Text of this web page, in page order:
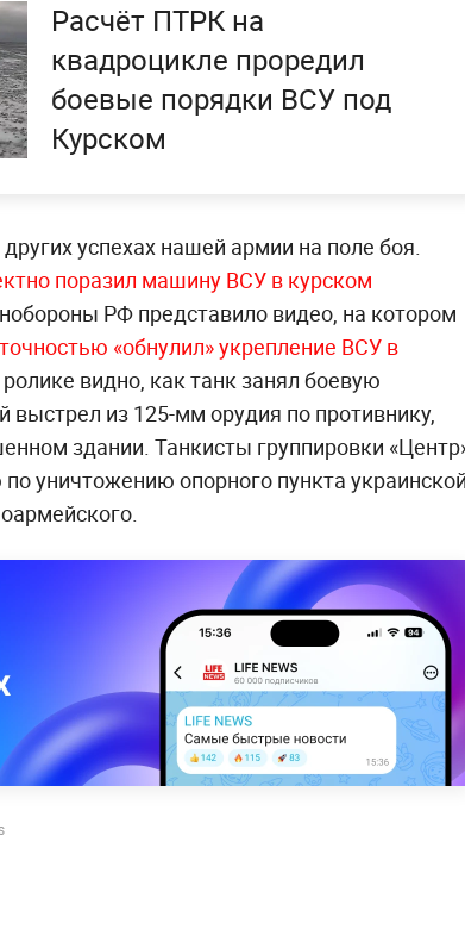
Расчёт ПТРК на
квадроцикле проредил
боевые порядки ВСУ под
Курском
успехах нашей армии на поле боя.
поразил машину ВСУ в курском
РФ представило видео, на котором
«обнулил» укрепление ВСУ в
видно, как танк занял боевую
из 125-мм орудия по противнику,
здании. Танкисты группировки
уничтожению опорного пункта украинской